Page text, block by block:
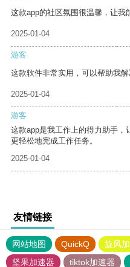
这款app的社区氛围很温馨，让我
2025-01-04
游客
这款软件非常实用，可以帮助我解
2025-01-04
游客
这款app是我工作上的得力助手，
更轻松地完成工作任务。
2025-01-04
友情链接
网站地图 QuickQ 旋风
坚果加速器
tiktok加速器